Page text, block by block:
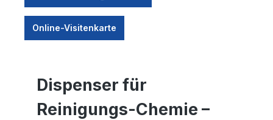
Online-Visitenkarte
Dispenser für
Reinigungs-Chemie –